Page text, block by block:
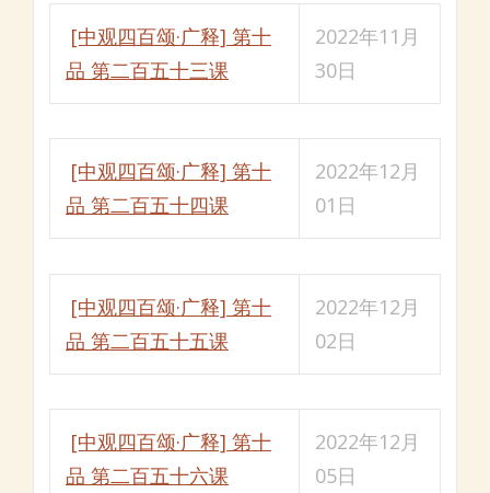
[中观四百颂·广释] 第十
品 第二百五十三课
2022年11月
30日
[中观四百颂·广释] 第十
品 第二百五十四课
2022年12月
01日
[中观四百颂·广释] 第十
品 第二百五十五课
2022年12月
02日
[中观四百颂·广释] 第十
品 第二百五十六课
2022年12月
05日